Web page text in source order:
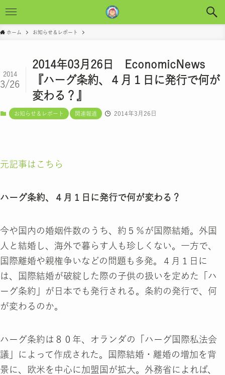
ホーム お知らせ＆レポート
2014年03月26日 EconomicNews
『ハーグ条約、４月１日に発行で何が
変わる？』
2014
3/26
お知らせ＆レポート 関連報道 2014年3月26日
元記事はこちら
ハーグ条約、４月１日に発行で何が変わる？
今や国内の婚姻件数のうち、約５％が国際結婚。外国
人と結婚し、海外で暮らす人も珍しくない。一方で、
国際離婚や親権争いなどの問題も多発。４月１日に
は、国際結婚が破綻した際の子供の扱いを定めた「ハ
ーグ条約」が日本でも発行される。条約の発行で、何
が変わるのか。
ハーグ条約は８０年、オランダの「ハーグ国際私法会
議」によって作成された。国際結婚・離婚の増加を背
景に、欧米を中心に加盟国が拡大。外務省によれば、